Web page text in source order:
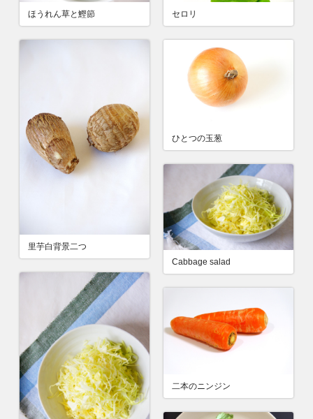
ほうれん草と鰹節 セロリ
里芋白背景二つ
ひとつの玉葱
Cabbage salad
二本のニンジン